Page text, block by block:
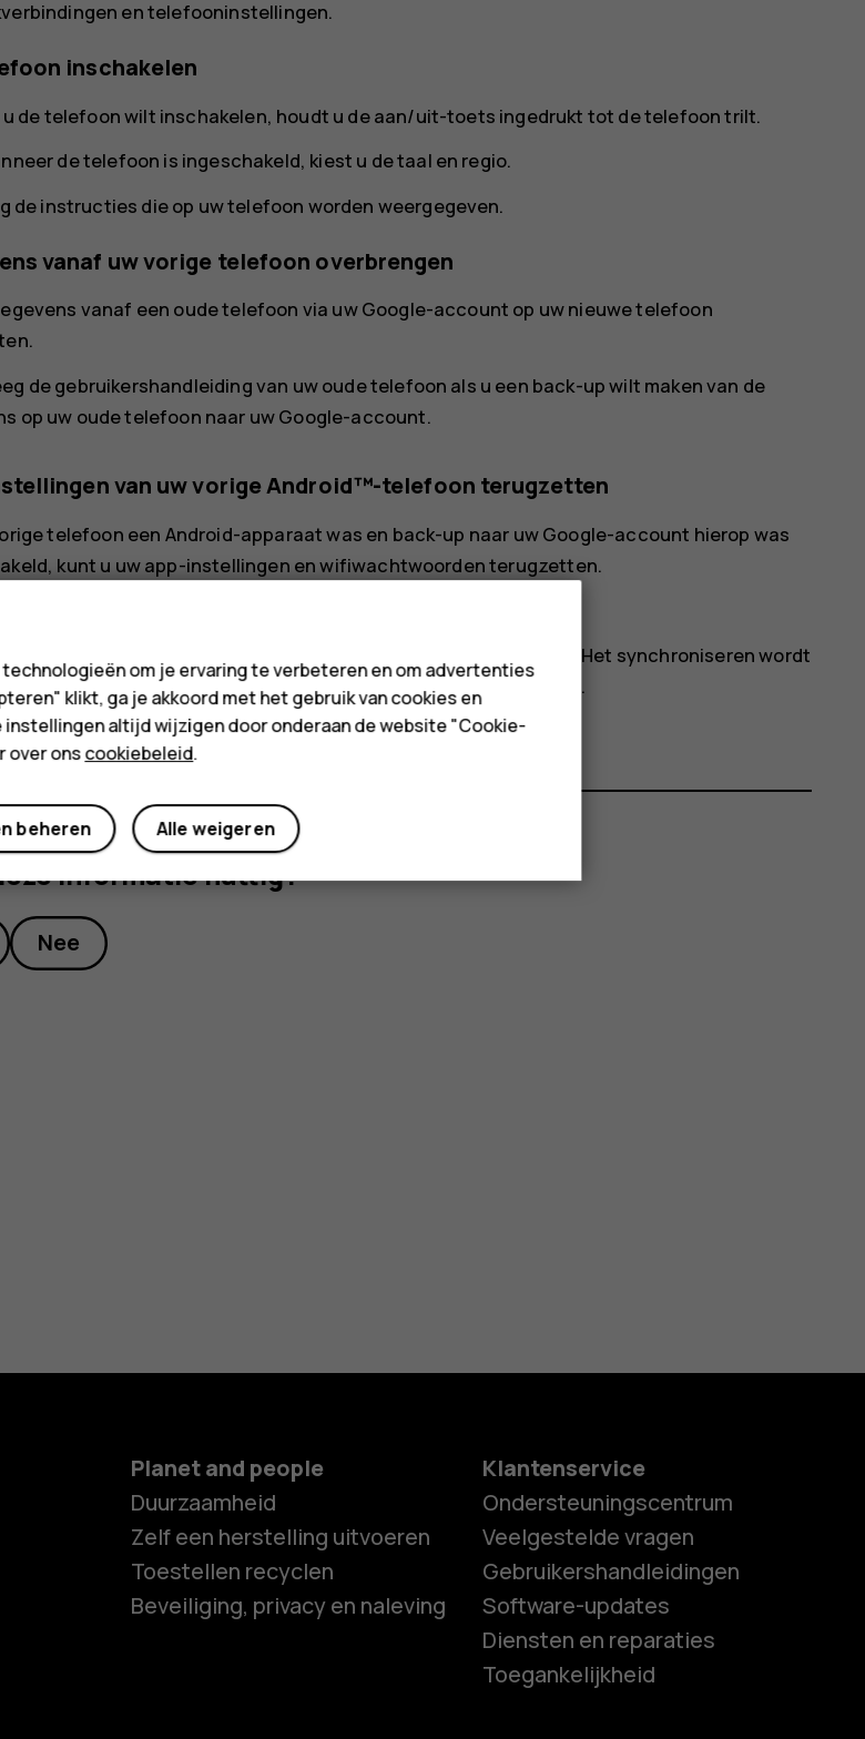
Smartphones
en telefooninstellingen.
inschakelen
u de telefoon wilt inschakelen, houdt u de aan/uit-toets ingedrukt tot de telefoon trilt.
de telefoon is ingeschakeld, kiest u de taal en regio.
de instructies die op uw telefoon worden weergegeven.
vanaf uw vorige telefoon overbrengen
vanaf een oude telefoon via uw Google-account op uw nieuwe telefoon
de gebruikershandleiding van uw oude telefoon als u een back-up wilt maken van de
op uw oude telefoon naar uw Google-account.
van uw vorige Android™-telefoon terugzetten
telefoon een Android-apparaat was en back-up naar uw Google-account hierop was
kunt u uw app-instellingen en wifiwachtwoorden terugzetten.
welke gegevens u op uw nieuwe telefoon wilt terugzetten. Het synchroniseren wordt
gestart wanneer uw telefoon is verbonden met internet.
informatie nuttig?
Nee
Planet and people
Duurzaamheid
Zelf een herstelling uitvoeren
Toestellen recyclen
Beveiliging, privacy en naleving
Klantenservice
Ondersteuningscentrum
Veelgestelde vragen
Gebruikershandleidingen
Software-updates
Diensten en reparaties
Toegankelijkheid
om je ervaring te verbeteren en om advertenties
klikt, ga je akkoord met het gebruik van cookies en
altijd wijzigen door onderaan de website "Cookie-
over onscookiebeleid.
Alle weigeren
beheren